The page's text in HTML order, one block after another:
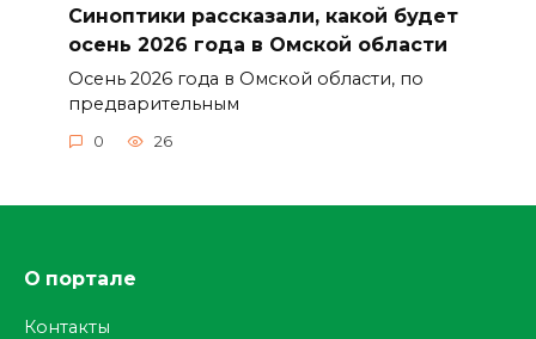
Синоптики рассказали, какой будет
осень 2026 года в Омской области
Осень 2026 года в Омской области, по
предварительным
0 26
О портале
Контакты